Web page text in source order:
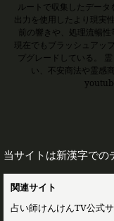
ルートで収集したデータ
出力を使用したより現実
前の響きや、処理流暢
現在でもブラッシュアッ
プグレードしている。
い、不安商法や霊感
当サイトは新漢字での
関連サイト
占い師けんけんTV公式